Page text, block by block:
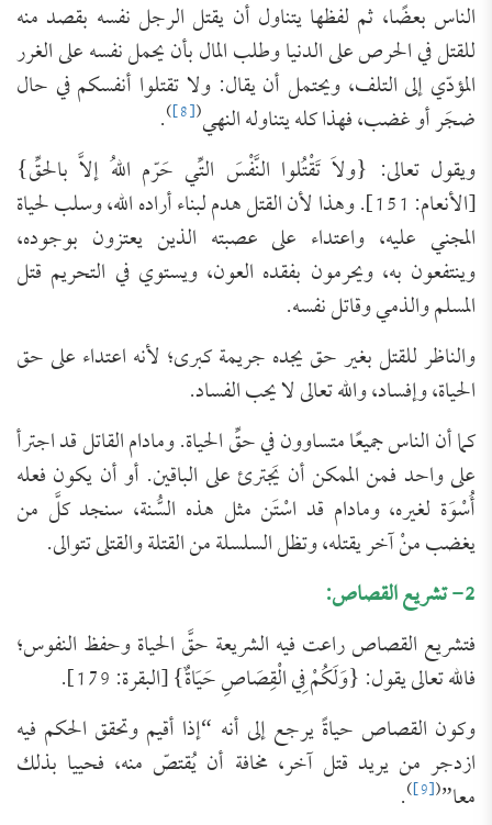
الناس بعضًا، ثم لفظها يتناول أن يقتل الرجل نفسه بقصد منه
للقتل في الحرص على الدنيا وطلب المال بأن يحمل نفسه على الغرر
المؤدّي إلى التلف، ويحتمل أن يقال: ولا تقتلوا أنفسكم في حال
ضجَر أو غضب، فهذا كله يتناوله النهي(
[8]
)
.
ويقول تعالى: {ولاَ تَقْتُلوا النَّفْسَ التِّي حَرّم اللهُ إلاَّ بالحقِّ}
[الأنعام: 151]. وهذا لأن القتل هدم لبناء أراده الله، وسلب لحياة
المجني عليه، واعتداء على عصبته الذين يعتزون بوجوده،
وينتفعون به، ويحرمون بفقده العون، ويستوي في التحريم قتل
المسلم والذمي وقاتل نفسه.
والناظر للقتل بغير حق يجده جريمة كبرى؛ لأنه اعتداء على حق
الحياة، وإفساد، والله تعالى لا يحب الفساد.
كما أن الناس جميعًا متساوون في حقِّ الحياة. ومادام القاتل قد اجترأ
على واحد فمن الممكن أن يَجترئ على الباقين. أو أن يكون فعله
أُسْوَة لغيره، ومادام قد اسْتَن مثل هذه السُّنة، سنجد كلَّ من
يغضب منْ آخر يقتله، وتظل السلسلة من القتلة والقتلى تتوالى.
2- تشريع القصاص:
فتشريع القصاص راعت فيه الشريعة حقَّ الحياة وحفظ النفوس؛
فالله تعالى يقول: {وَلَكُمْ فِي الْقِصَاصِ حَيَاةٌ} [البقرة: 179].
وكون القصاص حياةً يرجع إلى أنه “إذا أقيم وتحقق الحكم فيه
ازدجر من يريد قتل آخر، مخافة أن يُقتصّ منه، فحييا بذلك
معا”(
[9]
)
.